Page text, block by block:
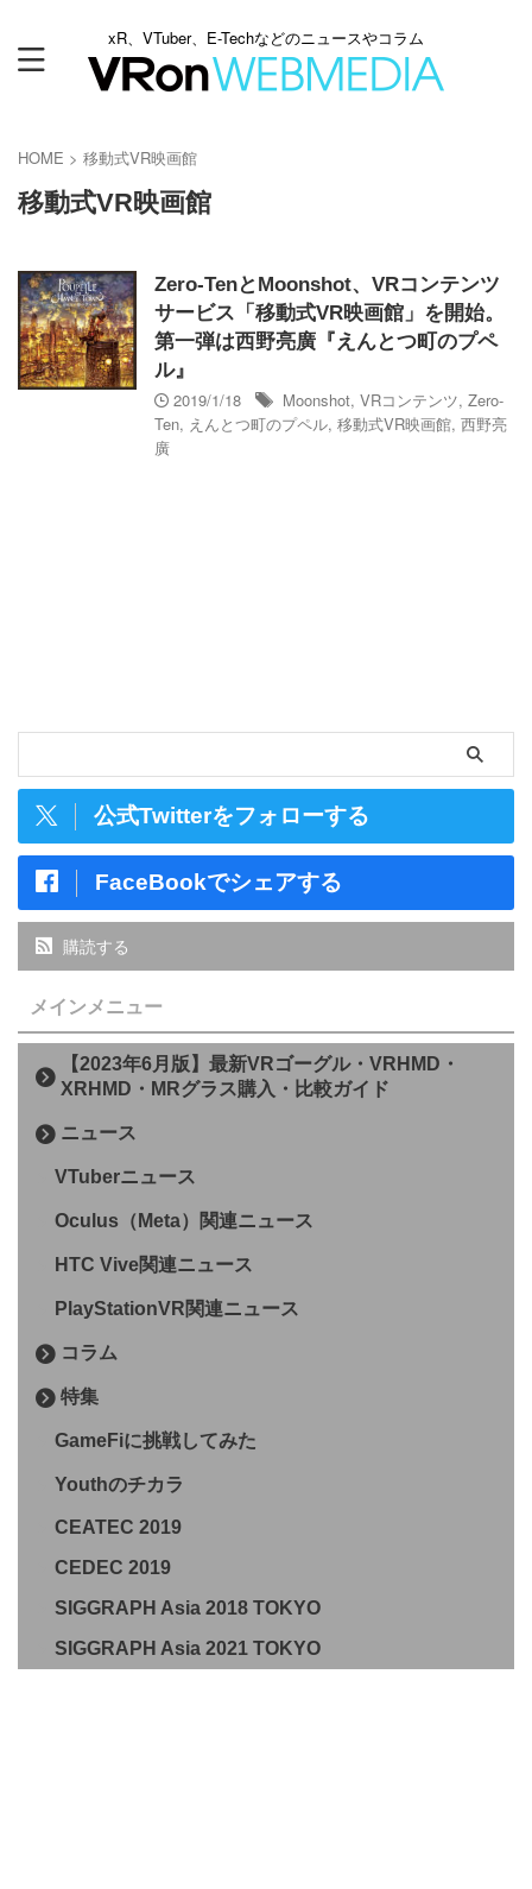
xR、VTuber、E-Techなどのニュースやコラム
HOME > 移動式VR映画館
移動式VR映画館
Zero-TenとMoonshot、VRコンテンツ
サービス「移動式VR映画館」を開始。
第一弾は西野亮廣『えんとつ町のプペ
ル』
2019/1/18
Moonshot, VRコンテンツ, Zero-
Ten, えんとつ町のプペル, 移動式VR映画館, 西野亮
廣
公式Twitterをフォローする
FaceBookでシェアする
購読する
メインメニュー
【2023年6月版】最新VRゴーグル・VRHMD・
XRHMD・MRグラス購入・比較ガイド
ニュース
VTuberニュース
Oculus（Meta）関連ニュース
HTC Vive関連ニュース
PlayStationVR関連ニュース
コラム
特集
GameFiに挑戦してみた
Youthのチカラ
CEATEC 2019
CEDEC 2019
SIGGRAPH Asia 2018 TOKYO
SIGGRAPH Asia 2021 TOKYO